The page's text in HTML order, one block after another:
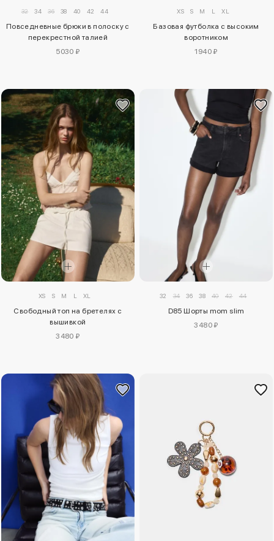
32 34 36 38 40 42 44
Повседневные брюки в полоску с
перекрестной талией
5030 ₽
XS S M L XL
Базовая футболка с высоким
воротником
1940 ₽
XS S M L XL
Свободный топ на бретелях с
вышивкой
3480 ₽
32 34 36 38 40 42 44
D85 Шорты mom slim
3480 ₽